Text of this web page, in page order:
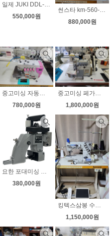
일제 JUKI DDL-5550N 공업용미싱 일본직수입 상태좋아요 무소음 속도조절
550,000원
썬스타 km-560-7 총합송 자동사절미싱 후물용미싱 가죽 천막 쇼파
880,000원
중고미싱 자동사절오버록 공업용오버록 EX타입 니혼오버 상태최상
780,000원
중고미싱 페가수스 EX 니혼오버 인타가능 무소음 자동감속기 부착 상태좋아요
1,800,000원
요한 포대미싱 새제품 N 600H 대만제
380,000원
킹텍스삼봉 수동 CT9000 대만호싱 무소음모터 부착 상태최상
1,150,000원